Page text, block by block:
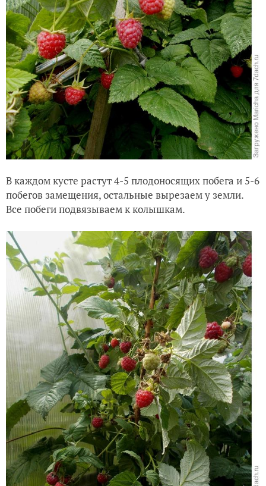
В каждом кусте растут 4-5 плодоносящих побега и 5-6
побегов замещения, остальные вырезаем у земли.
Все побеги подвязываем к колышкам.